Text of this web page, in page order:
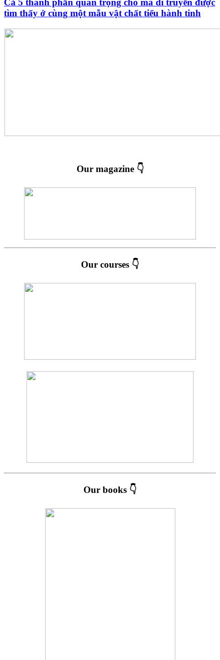
Cả 5 thành phần quan trọng cho mã di truyền được
tìm thấy ở cùng một mẫu vật chất tiểu hành tinh
Our magazine 👇
Our courses 👇
Our books 👇